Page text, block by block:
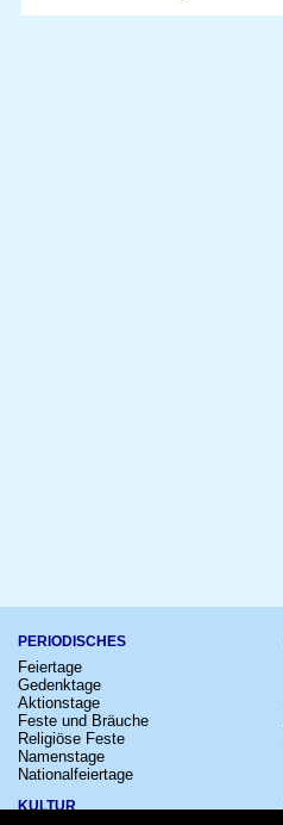
PERIODISCHES
Feiertage
Gedenktage
Aktionstage
Feste und Bräuche
Religiöse Feste
Namenstage
Nationalfeiertage
KULTUR